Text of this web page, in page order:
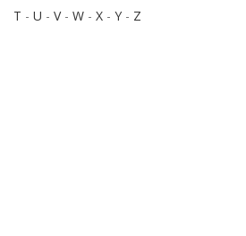
T - U - V- W - X - Y - Z